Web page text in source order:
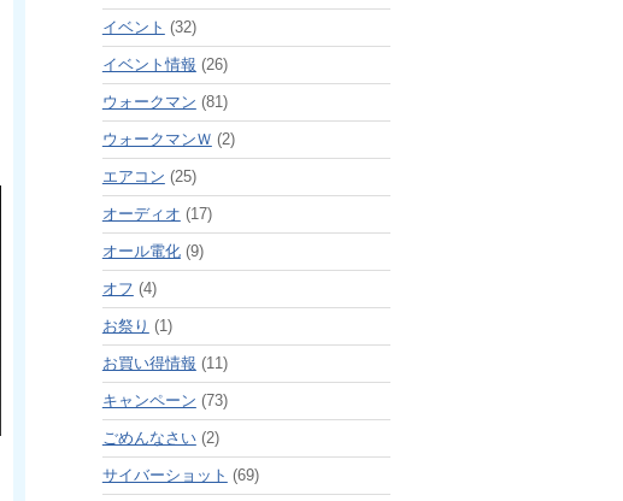
イベント (32)
イベント情報 (26)
ウォークマン (81)
ウォークマンＷ (2)
エアコン (25)
オーディオ (17)
オール電化(9)
オフ (4)
お祭り (1)
お買い得情報 (11)
キャンペーン (73)
ごめんなさい(2)
サイバーショット (69)